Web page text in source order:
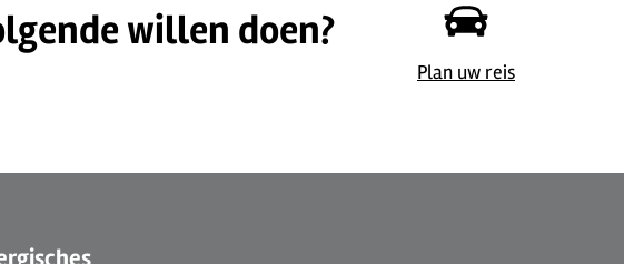
© Christoph Buchen
willen doen?
Plan uw reis